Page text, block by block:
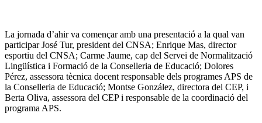
La jornada d’ahir va començar amb una presentació a la qual van
participar José Tur, president del CNSA; Enrique Mas, director
esportiu del CNSA; Carme Jaume, cap del Servei de Normalització
Lingüística i Formació de la Conselleria de Educació; Dolores
Pérez, assessora tècnica docent responsable dels programes APS de
la Conselleria de Educació; Montse González, directora del CEP, i
Berta Oliva, assessora del CEP i responsable de la coordinació del
programa APS.